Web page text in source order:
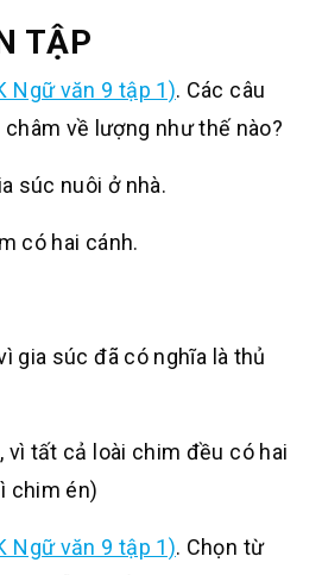
TẬP
Ngữ văn 9 tập 1). Các câu
về lượng như thế nào?
súc nuôi ở nhà.
có hai cánh.
gia súc đã có nghĩa là thủ
, vì tất cả loài chim đều có hai
chim én)
Ngữ văn 9 tập 1). Chọn từ